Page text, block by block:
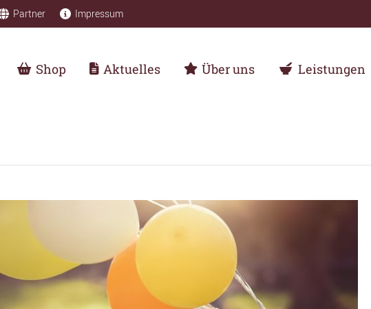
Partner Impressum
Shop Aktuelles Über uns Leistungen